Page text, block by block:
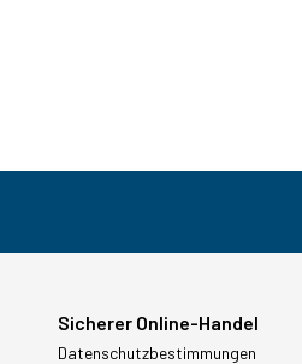
Sicherer Online-Handel
Datenschutzbestimmungen